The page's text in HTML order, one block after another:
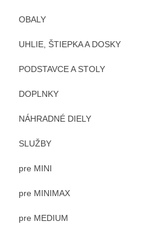
OBALY
UHLIE, ŠTIEPKA A DOSKY
PODSTAVCE A STOLY
DOPLNKY
NÁHRADNÉ DIELY
SLUŽBY
pre MINI
pre MINIMAX
pre MEDIUM